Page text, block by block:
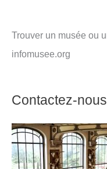
Trouver un musée ou
infomusee.org
Contactez-nous